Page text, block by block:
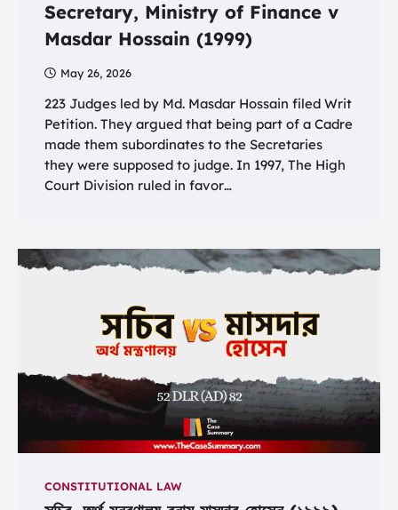
Secretary, Ministry of Finance v
Masdar Hossain (1999)
May 26, 2026
223 Judges led by Md. Masdar Hossain filed Writ
Petition. They argued that being part of a Cadre
made them subordinates to the Secretaries
they were supposed to judge. In 1997, The High
Court Division ruled in favor…
CONSTITUTIONAL LAW